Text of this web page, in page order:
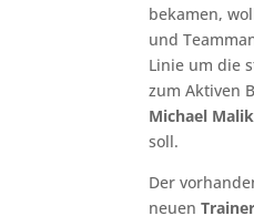
bekamen,
und
Linie um die
zum Aktiven
Michael Malik
soll.
Der
neuen